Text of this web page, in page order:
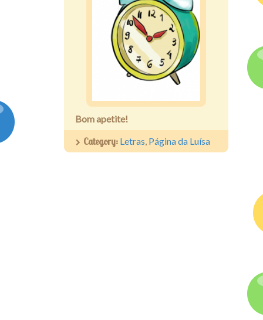
Bom apetite!
Category: Letras, Página da Luísa